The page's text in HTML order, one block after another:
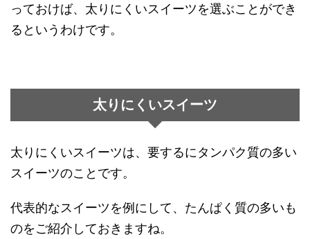
っておけば、太りにくいスイーツを選ぶことができ
るというわけです。
太りにくいスイーツ
太りにくいスイーツは、要するにタンパク質の多い
スイーツのことです。
代表的なスイーツを例にして、たんぱく質の多いも
のをご紹介しておきますね。